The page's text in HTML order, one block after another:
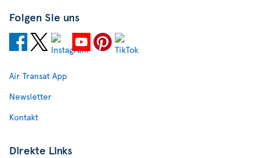
Folgen Sie uns
Air Transat App
Newsletter
Kontakt
Direkte Links